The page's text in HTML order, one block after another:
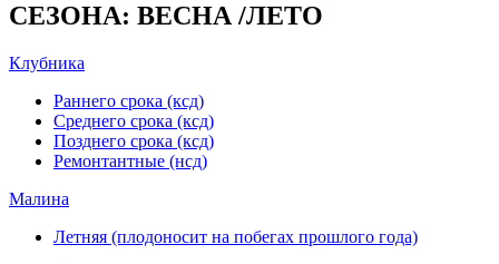
СЕЗОНА: ВЕСНА /ЛЕТО
Клубника
Раннего срока (ксд)
Среднего срока (ксд)
Позднего срока (ксд)
Ремонтантные (нсд)
Малина
Летняя (плодоносит на побегах прошлого года)